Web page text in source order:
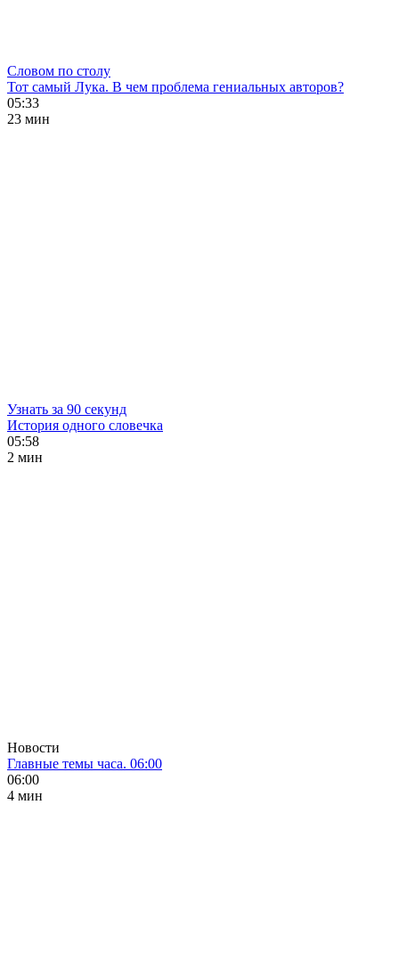
Словом по столу
Тот самый Лука. В чем проблема гениальных авторов?
05:33
23 мин
Узнать за 90 секунд
История одного словечка
05:58
2 мин
Новости
Главные темы часа. 06:00
06:00
4 мин